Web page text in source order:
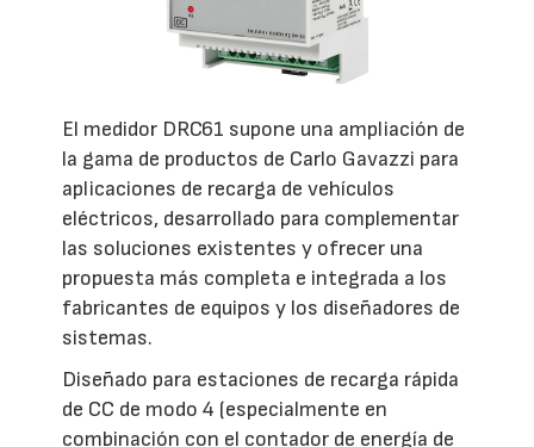
El medidor DRC61 supone una ampliación de
la gama de productos de Carlo Gavazzi para
aplicaciones de recarga de vehículos
eléctricos, desarrollado para complementar
las soluciones existentes y ofrecer una
propuesta más completa e integrada a los
fabricantes de equipos y los diseñadores de
sistemas.
Diseñado para estaciones de recarga rápida
de CC de modo 4 (especialmente en
combinación con el contador de energía de